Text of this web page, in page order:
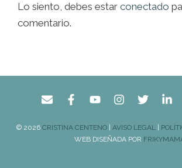
Lo siento, debes estar conectado
comentario.
© 2026 CRISTINA CENTENO| AVISO LEGAL |
WEB DISEÑADA POR